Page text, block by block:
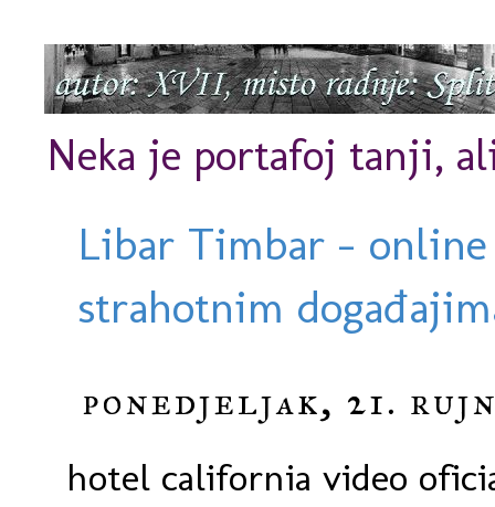
Neka je portafoj tanji,
Libar Timbar -
strahotnim
ponedjeljak, 21.
hotel california video